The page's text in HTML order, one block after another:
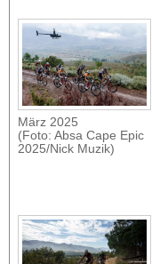
März 2025
(Foto: Absa Cape Epic
2025/Nick Muzik)